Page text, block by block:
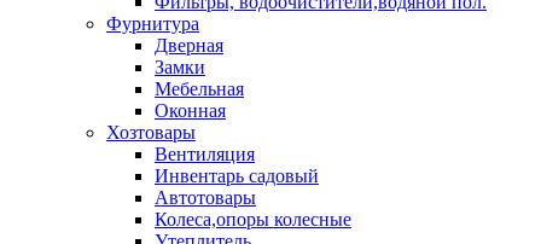
Фурнитура
Дверная
Замки
Мебельная
Оконная
Хозтовары
Вентиляция
Инвентарь садовый
Автотовары
Колеса,опоры колесные